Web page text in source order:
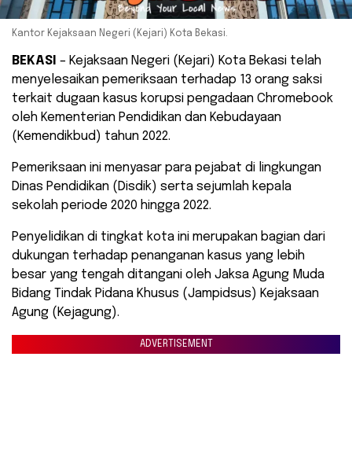
Kantor Kejaksaan Negeri (Kejari) Kota Bekasi.
BEKASI – Kejaksaan Negeri (Kejari) Kota Bekasi telah
menyelesaikan pemeriksaan terhadap 13 orang saksi
terkait dugaan kasus korupsi pengadaan Chromebook
oleh Kementerian Pendidikan dan Kebudayaan
(Kemendikbud) tahun 2022.
Pemeriksaan ini menyasar para pejabat di lingkungan
Dinas Pendidikan (Disdik) serta sejumlah kepala
sekolah periode 2020 hingga 2022.
​Penyelidikan di tingkat kota ini merupakan bagian dari
dukungan terhadap penanganan kasus yang lebih
besar yang tengah ditangani oleh Jaksa Agung Muda
Bidang Tindak Pidana Khusus (Jampidsus) Kejaksaan
Agung (Kejagung).
ADVERTISEMENT